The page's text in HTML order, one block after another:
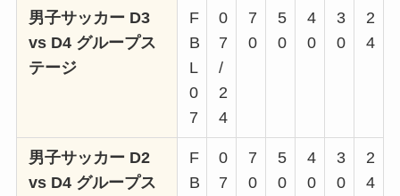
男子サッカー D3
vs D4 グループス
テージ
F
B
L
0
7
0
7
/
2
4
7
0
5
0
4
0
3
0
2
4
男子サッカー D2
vs D4 グループス
F
B
0
7
7
0
5
0
4
0
3
0
2
4